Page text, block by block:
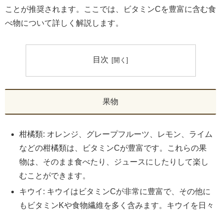
ことが推奨されます。ここでは、ビタミンCを豊富に含む食
べ物について詳しく解説します。
目次
果物
柑橘類: オレンジ、グレープフルーツ、レモン、ライム
などの柑橘類は、ビタミンCが豊富です。これらの果
物は、そのまま食べたり、ジュースにしたりして楽し
むことができます。
キウイ: キウイはビタミンCが非常に豊富で、その他に
もビタミンKや食物繊維を多く含みます。キウイを日々